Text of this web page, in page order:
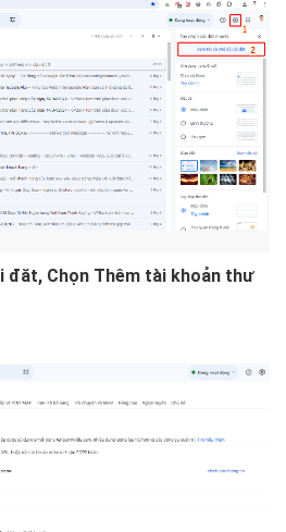
đăt, Chọn Thêm tài khoản thư